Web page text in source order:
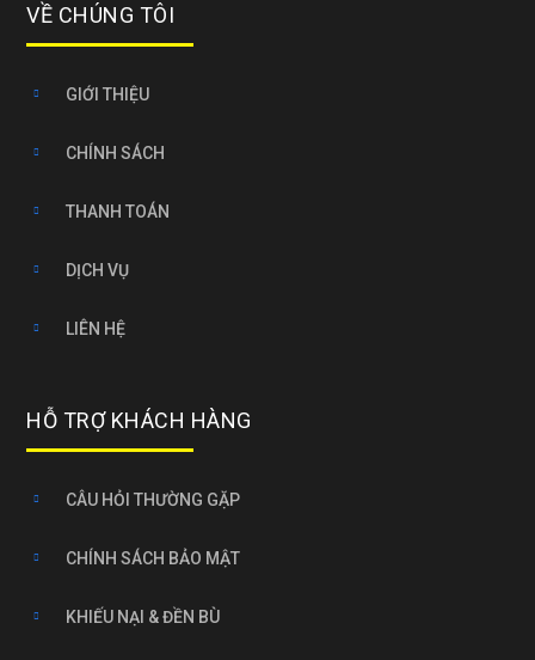
VỀ CHÚNG TÔI
GIỚI THIỆU
CHÍNH SÁCH
THANH TOÁN
DỊCH VỤ
LIÊN HỆ
HỖ TRỢ KHÁCH HÀNG
CÂU HỎI THƯỜNG GẶP
CHÍNH SÁCH BẢO MẬT
KHIẾU NẠI & ĐỀN BÙ